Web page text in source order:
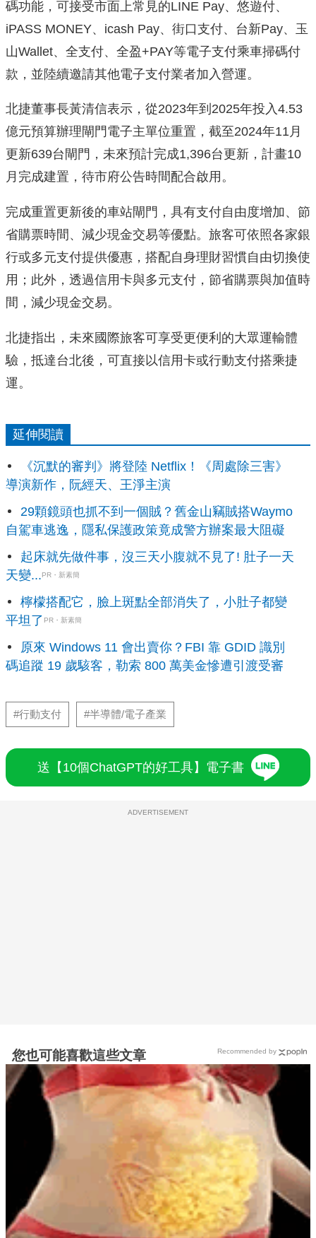
碼功能，可接受市面上常見的LINE Pay、悠遊付、
iPASS MONEY、icash Pay、街口支付、台新Pay、玉
山Wallet、全支付、全盈+PAY等電子支付乘車掃碼付
款，並陸續邀請其他電子支付業者加入營運。
北捷董事長黃清信表示，從2023年到2025年投入4.53
億元預算辦理閘門電子主單位重置，截至2024年11月
更新639台閘門，未來預計完成1,396台更新，計畫10
月完成建置，待市府公告時間配合啟用。
完成重置更新後的車站閘門，具有支付自由度增加、節
省購票時間、減少現金交易等優點。旅客可依照各家銀
行或多元支付提供優惠，搭配自身理財習慣自由切換使
用；此外，透過信用卡與多元支付，節省購票與加值時
間，減少現金交易。
北捷指出，未來國際旅客可享受更便利的大眾運輸體
驗，抵達台北後，可直接以信用卡或行動支付搭乘捷
運。
延伸閱讀
《沉默的審判》將登陸 Netflix！《周處除三害》
導演新作，阮經天、王淨主演
29顆鏡頭也抓不到一個賊？舊金山竊賊搭Waymo
自駕車逃逸，隱私保護政策竟成警方辦案最大阻礙
起床就先做件事，沒三天小腹就不見了! 肚子一天
天變...PR・新素簡
檸檬搭配它，臉上斑點全部消失了，小肚子都變
平坦了 PR・新素簡
原來 Windows 11 會出賣你？FBI 靠 GDID 識別
碼追蹤 19 歲駭客，勒索 800 萬美金慘遭引渡受審
#行動支付 #半導體/電子產業
送【10個ChatGPT的好工具】電子書
ADVERTISEMENT
您也可能喜歡這些文章 Recommended by